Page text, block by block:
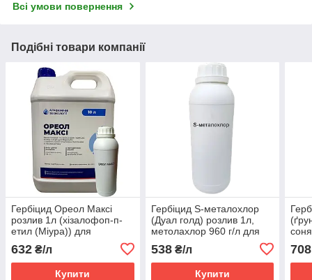
Всі умови повернення
Подібні товари компанії
Гербіцид Ореол Максі
розлив 1л (хізалофоп-п-
етил (Міура)) для
соняшнику, ріпаку від
пирію, мишію, падалиці
632 ₴/л
Купити
Гербіцид S-металохлор
(Дуал голд) розлив 1л,
метолахлор 960 г/л для
цукрових буряків,
соняшника, гороху
538₴/л
Купити
960
708